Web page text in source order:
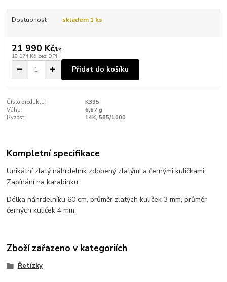
Dostupnost skladem 1 ks
21 990 Kč/ks
18 174 Kč bez DPH
Přidat do košíku
Číslo produktu:
K395
Váha:
6,67 g
Ryzost:
14K, 585/1000
Kompletní specifikace
Unikátní zlatý náhrdelník zdobený zlatými a černými kuličkami.
Zapínání na karabinku.
Délka náhrdelníku 60 cm, průměr zlatých kuliček 3 mm, průměr
černých kuliček 4 mm.
Zboží zařazeno v kategoriích
Řetízky